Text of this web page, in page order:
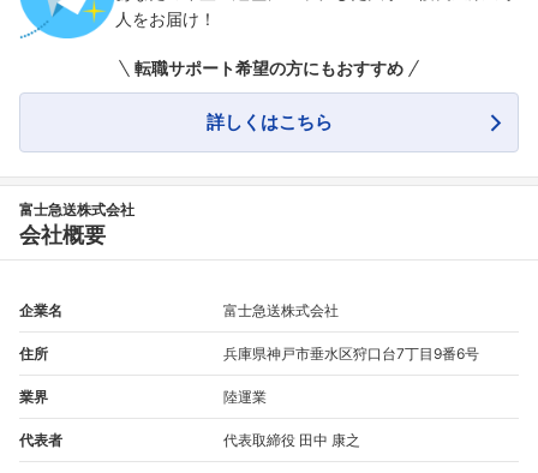
フォローしました
こちらの企業もフォローしませんか？
人をお届け！
転職サポート希望の方にもおすすめ
詳しくはこちら
富士急送株式会社
会社概要
企業名 富士急送株式会社
住所 兵庫県神戸市垂水区狩口台7丁目9番6号
業界 陸運業
代表者 代表取締役 田中 康之